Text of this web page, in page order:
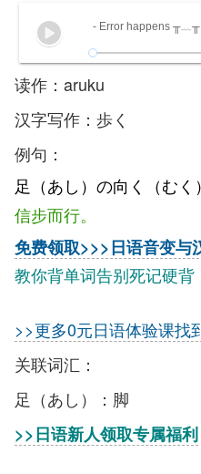
- Error happens ╥﹏╥
读作：aruku
汉字写作：歩く
例句：
足（あし）の向く（むく
信步而行。
免费领取>>>日语音变与
教你背单词告别死记硬背
>>更多0元日语体验课找
关联词汇：
足（あし）：脚
>>日语新人领取专属福利